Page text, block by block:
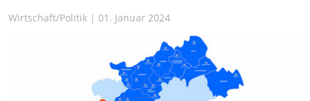
Wirtschaft/Politik | 01. Januar 2024